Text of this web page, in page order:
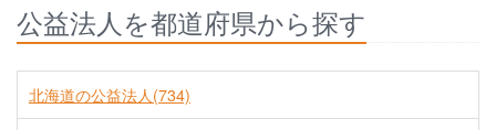
公益法人を都道府県から探す
北海道の公益法人(734)